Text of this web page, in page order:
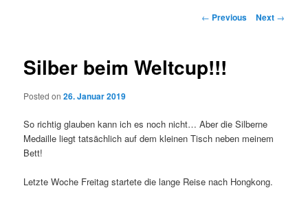
Post
← Previous Next →
Silber beim Weltcup!!!
Posted on26. Januar 2019
So richtig glauben kann ich es noch nicht… Aber die Silberne
Medaille liegt tatsächlich auf dem kleinen Tisch neben meinem
Bett!
Letzte Woche Freitag startete die lange Reise nach Hongkong.